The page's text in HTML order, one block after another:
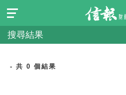
搜尋結果
- 共 0 個結果